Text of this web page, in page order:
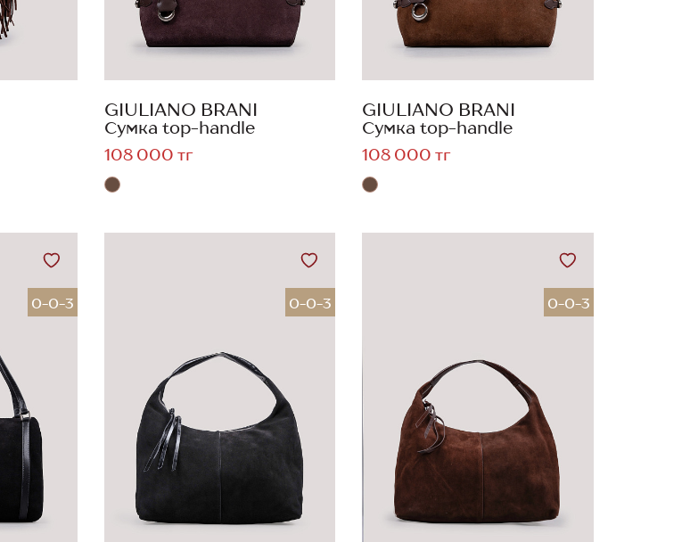
GIULIANO BRANI
Сумка top-handle
108 000 тг
GIULIANO BRANI
Сумка top-handle
108 000 тг
0-0-3 0-0-3 0-0-3